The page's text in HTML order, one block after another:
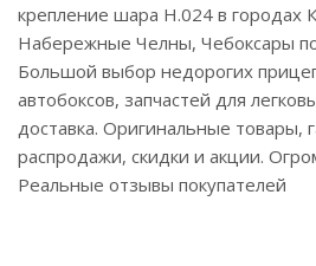
крепление шара H.024 в городах
Набережные Челны, Чебоксары
Большой выбор недорогих
автобоксов, запчастей для
доставка. Оригинальные товары,
распродажи, скидки и акции.
Реальные отзывы покупателей